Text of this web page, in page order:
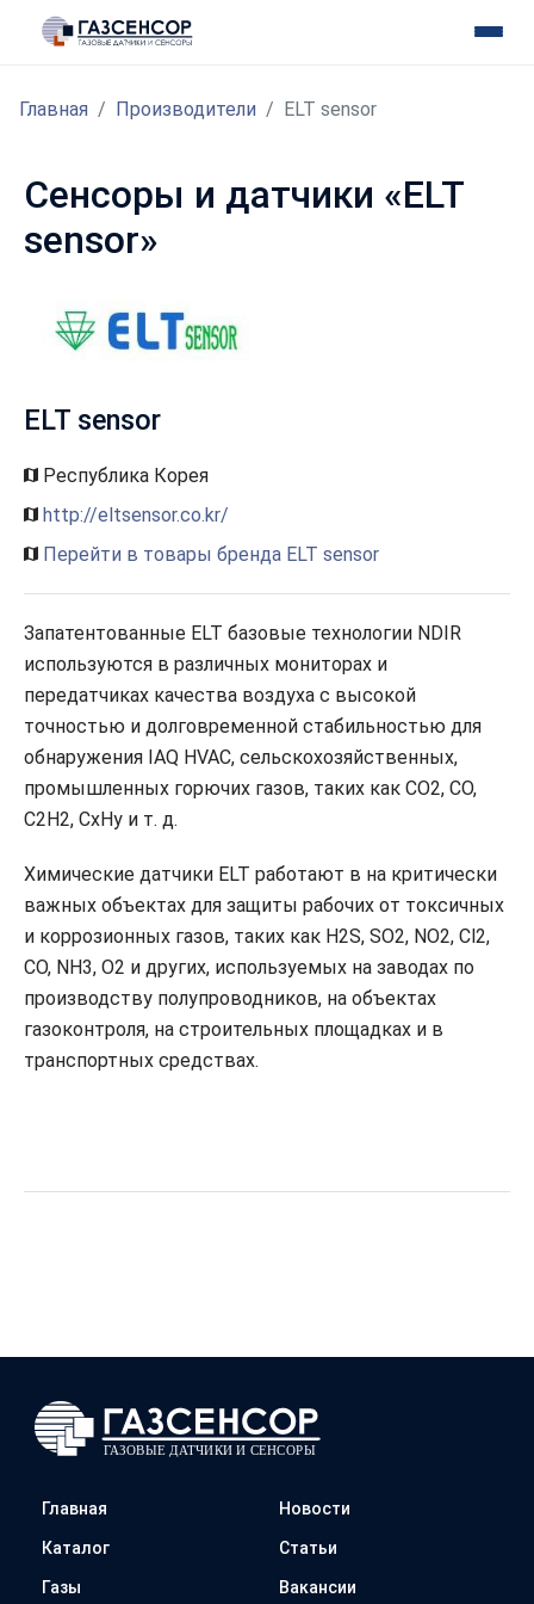
Главная Производители ELT sensor
Сенсоры и датчики «ELT
sensor»
ELT sensor
Республика Корея
http://eltsensor.co.kr/
Перейти в товары бренда ELT sensor
Запатентованные ELT базовые технологии NDIR
используются в различных мониторах и
передатчиках качества воздуха с высокой
точностью и долговременной стабильностью для
обнаружения IAQ HVAC, сельскохозяйственных,
промышленных горючих газов, таких как CO2, CO,
C2H2, CxHy и т. д.
Химические датчики ELT работают в на критически
важных объектах для защиты рабочих от токсичных
и коррозионных газов, таких как H2S, SO2, NO2, Cl2,
CO, NH3, O2 и других, используемых на заводах по
производству полупроводников, на объектах
газоконтроля, на строительных площадках и в
транспортных средствах.
Главная
Каталог
Газы
Новости
Статьи
Вакансии